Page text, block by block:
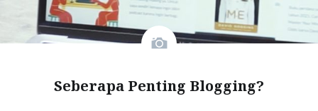
Seberapa Penting Blogging?